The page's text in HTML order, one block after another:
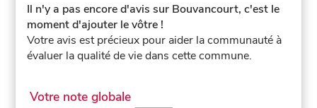
Il n'y a pas encore d'avis sur Bouvancourt, c'est le
moment d'ajouter le vôtre !
Votre avis est précieux pour aider la communauté à
évaluer la qualité de vie dans cette commune.
Votre note globale